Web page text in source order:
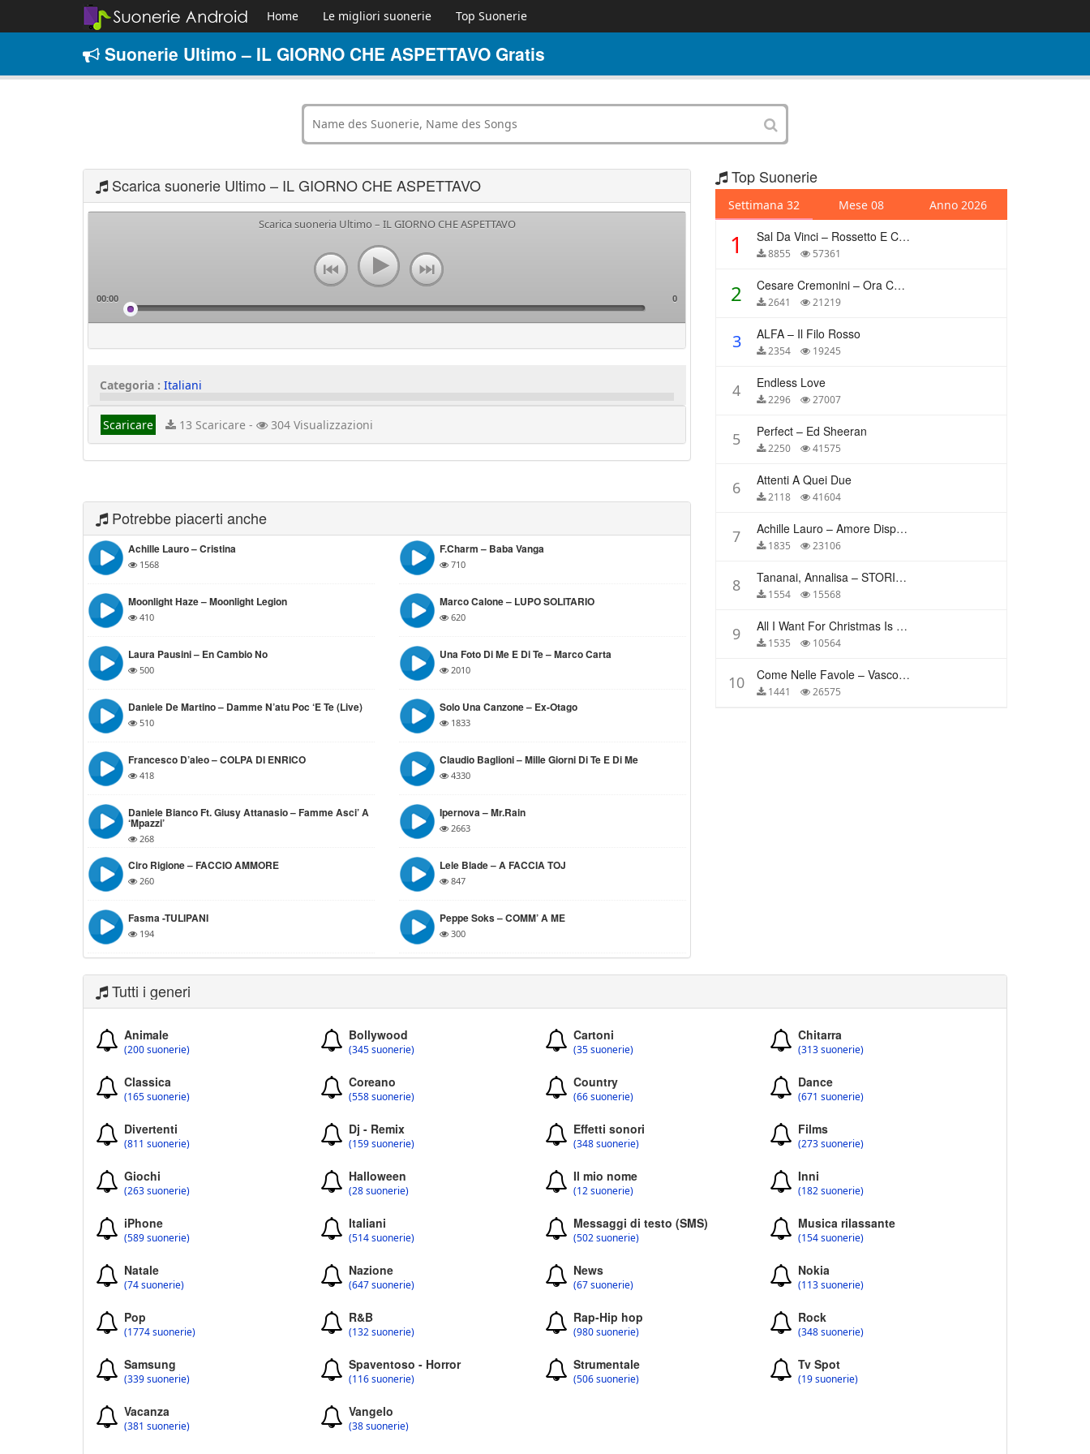
Home Le migliori suonerie Top Suonerie
Suonerie Ultimo – IL GIORNO CHE ASPETTAVO Gratis
Scarica suonerie Ultimo – IL GIORNO CHE ASPETTAVO
Scarica suoneria Ultimo – IL GIORNO CHE ASPETTAVO
00:00 0
Categoria : Italiani
Scaricare 13 Scaricare - 304 Visualizzazioni
Potrebbe piacerti anche
Achille Lauro – Cristina
1568
F.Charm – Baba Vanga
710
Moonlight Haze – Moonlight Legion
410
Marco Calone – LUPO SOLITARIO
620
Laura Pausini – En Cambio No
500
Una Foto Di Me E Di Te – Marco Carta
2010
Daniele De Martino – Damme N’atu Poc ‘e Te (Live)
510
Solo Una Canzone – Ex-Otago
1833
Francesco D’aleo – COLPA DI ENRICO
418
Claudio Baglioni – Mille Giorni Di Te E Di Me
4330
Daniele Bianco Ft. Giusy Attanasio – Famme Asci’ A
‘mpazzi’
268
Ipernova – Mr.Rain
2663
Ciro Rigione – FACCIO AMMORE
260
Lele Blade – A FACCIA TOJ
847
Fasma -TULIPANI
194
Peppe Soks – COMM’ A ME
300
Top Suonerie
Settimana 32 Mese 08 Anno 2026
1 Sal Da Vinci – Rossetto E Caffè
8855 57361
2 Cesare Cremonini – Ora Che Non Ho Più Te
2641 21219
3 ALFA – Il Filo Rosso
2354 19245
4 Endless Love
2296 27007
5 Perfect – Ed Sheeran
2250 41575
6 Attenti A Quei Due
2118 41604
7 Achille Lauro – Amore Disperato
1835 23106
8 Tananai, Annalisa – STORIE BREVI
1554 15568
9 All I Want For Christmas Is You – Mariah Carey
1535 10564
10 Come Nelle Favole – Vasco Rossi
1441 26575
Tutti i generi
Animale
(200 suonerie)
Bollywood
(345 suonerie)
Cartoni
(35 suonerie)
Chitarra
(313 suonerie)
Classica
(165 suonerie)
Coreano
(558 suonerie)
Country
(66 suonerie)
Dance
(671 suonerie)
Divertenti
(811 suonerie)
Dj - Remix
(159 suonerie)
Effetti sonori
(348 suonerie)
Films
(273 suonerie)
Giochi
(263 suonerie)
Halloween
(28 suonerie)
Il mio nome
(12 suonerie)
Inni
(182 suonerie)
iPhone
(589 suonerie)
Italiani
(514 suonerie)
Messaggi di testo (SMS)
(502 suonerie)
Musica rilassante
(154 suonerie)
Natale
(74 suonerie)
Nazione
(647 suonerie)
News
(67 suonerie)
Nokia
(113 suonerie)
Pop
(1774 suonerie)
R&B
(132 suonerie)
Rap-Hip hop
(980 suonerie)
Rock
(348 suonerie)
Samsung
(339 suonerie)
Spaventoso - Horror
(116 suonerie)
Strumentale
(506 suonerie)
Tv Spot
(19 suonerie)
Vacanza
(381 suonerie)
Vangelo
(38 suonerie)